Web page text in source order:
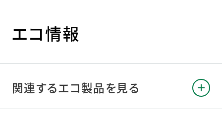
エコ情報
関連するエコ製品を見る